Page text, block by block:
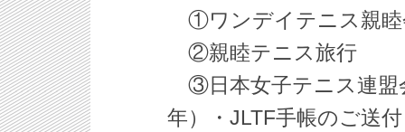
①ワンデイテニス親睦
②親睦テニス旅行
③日本女子テニス連盟
年）・JLTF手帳のご送付